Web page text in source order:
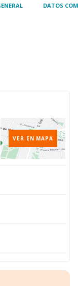
DATOS
VER EN MAPA